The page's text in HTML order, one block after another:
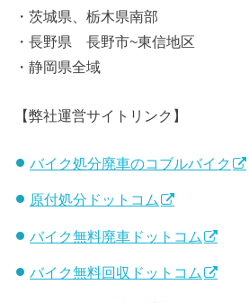
・茨城県、栃木県南部
・長野県 長野市~東信地区
・静岡県全域
【弊社運営サイトリンク】
バイク処分廃車のコブルバイク
原付処分ドットコム
バイク無料廃車ドットコム
バイク無料回収ドットコム